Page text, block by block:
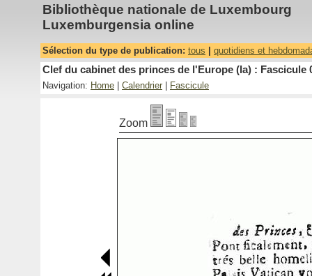
Bibliothèque nationale de Luxembourg
Luxemburgensia online
Sélection du type de publication: tous quotidiens et
Clef du cabinet des princes de l'Europe (la) : Fascicule
Navigation: Home Calendrier Fascicule
Zoom